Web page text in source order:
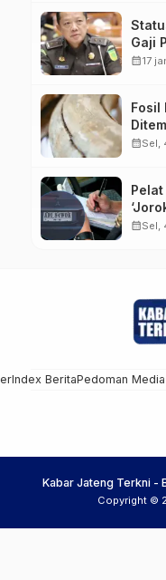
Gaji
calendar_month17
Fosil
calendar_monthSel,
calendar_monthSel,
Index BeritaPedoman
Kabar Jateng Terkni -
Copyright ©